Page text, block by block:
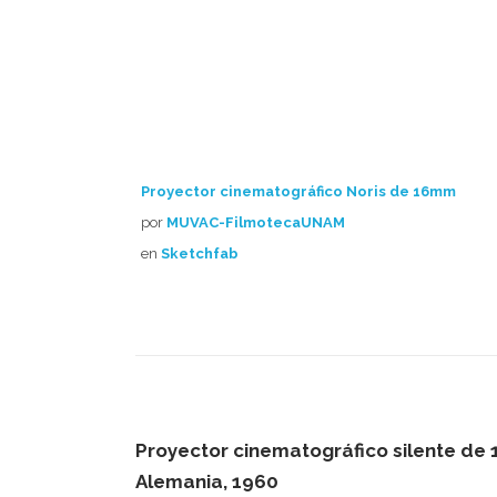
Proyector cinematográfico Noris de 16mm
por MUVAC-FilmotecaUNAM
en Sketchfab
Proyector cinematográfico silente de
Alemania, 1960